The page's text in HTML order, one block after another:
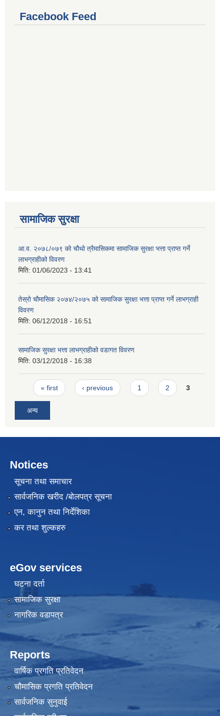
Facebook Feed
सामाजिक सुरक्षा
आ.व. २०७८/०७९ को चौथो त्रैमासिकमा सामाजिक सुरक्षा भत्ता प्राप्त गर्ने
लाभग्राहीको विवरण
मिति: 01/06/2023 - 13:41
तेस्रो चौमासिक २०७४/२०७५ को सामाजिक सुरक्षा भत्ता प्राप्त गर्ने लाभग्राही
विवरण
मिति: 06/12/2018 - 16:51
सामाजिक सुरक्षा भत्ता लाभग्राहीको वडागत विवरण
मिति: 03/12/2018 - 16:38
Pages
« first ‹ previous 1 2 3
अन्य
Notices
सूचना तथा समाचार
सार्वजनिक खरीद /बोलपत्र सूचना
एन, कानुन तथा निर्देशिका
कर तथा शुल्कहरु
eGov services
घटना दर्ता
सामाजिक सुरक्षा
नागरिक वडापत्र
Reports
वार्षिक प्रगति प्रतिवेदन
चौमासिक प्रगति प्रतिवेदन
सार्वजनिक सुनुवाई